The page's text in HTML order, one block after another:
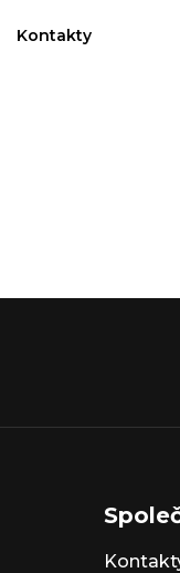
Kontakty